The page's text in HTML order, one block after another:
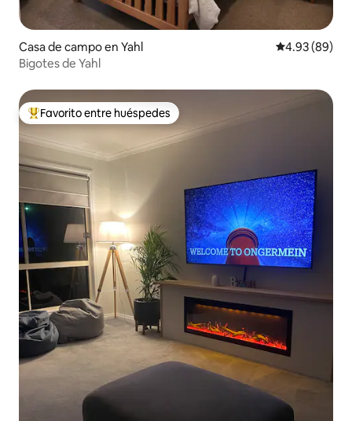
Casa de campo en Yahl Calificación
4.93 (89)
Bigotes de Yahl
Favorito entre huéspedes preferido
Favorito entre huéspedes